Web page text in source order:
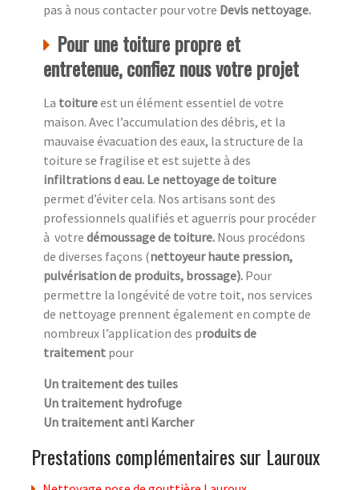
pas à nous contacter pour votre Devis nettoyage.
Pour une toiture propre et
entretenue, confiez nous votre projet
La toitureest un élément essentiel de votre
maison. Avec l’accumulation des débris, et la
mauvaise évacuation des eaux, la structure de la
toiture se fragilise et est sujette à des
infiltrations d eau. Le nettoyage de toiture
permet d’éviter cela. Nos artisans sont des
professionnels qualifiés et aguerris pour procéder
à votre démoussage de toiture. Nous procédons
de diverses façons (nettoyeur haute pression,
pulvérisation de produits, brossage). Pour
permettre la longévité de votre toit, nos services
de nettoyage prennent également en compte de
nombreux l’application des produits de
traitement pour
Un traitement des tuiles
Un traitement hydrofuge
Un traitement anti Karcher
Prestations complémentaires sur Lauroux